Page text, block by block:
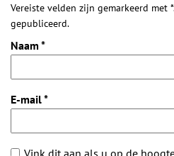
Vereiste velden zijn gemarkeerd met
gepubliceerd.
Naam *
E-mail*
Vink dit aan als u op de